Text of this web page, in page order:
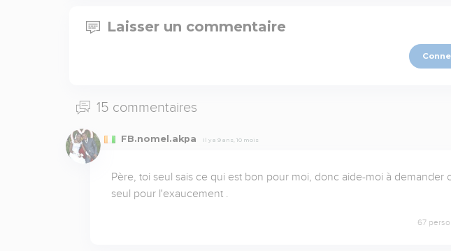
Laisser un commentaire
15 commentaires
FB.nomel.akpa Il y a 9 ans, 10 mois
Père, toi seul sais ce qui est bon pour moi, donc aide-moi à demander
seul pour l'exaucement .
67